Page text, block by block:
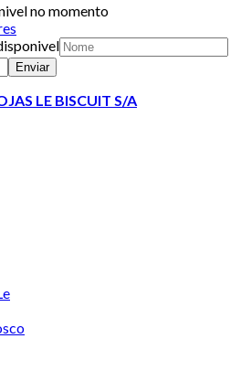
no momento
Enviar
LE BISCUIT S/A